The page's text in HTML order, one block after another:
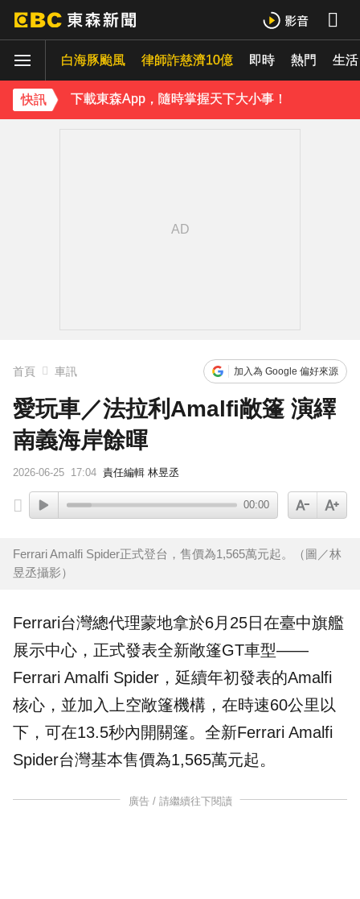
白海豚颱風 律師詐慈濟10億 即時 熱門 生活
快訊
百萬網紅失蹤3年遇害！遭閨密設局赴菲「綁架撕票」千萬贖金救不回
下載東森App，隨時掌握天下大小事！
首頁 車訊 加入為 Google 偏好來源
愛玩車／法拉利Amalfi敞篷 演繹
南義海岸餘暉
2026-06-25 17:04 責任編輯 林昱丞
00:00
Ferrari Amalfi Spider正式登台，售價為1,565萬元起。（圖／林
昱丞攝影）
Ferrari台灣總代理蒙地拿於6月25日在臺中旗艦
展示中心，正式發表全新敞篷GT車型——
Ferrari Amalfi Spider ，延續年初發表的Amalfi
核心，並加入上空敞篷機構，在時速60公里以
下，可在13.5秒內開關篷。全新Ferrari Amalfi
Spider台灣基本售價為1,565萬元起。
廣告 / 請繼續往下閱讀